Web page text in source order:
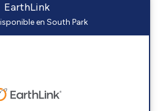
EarthLink
en South Park